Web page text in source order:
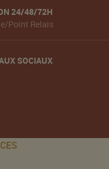
24/48/72H
Point Relais
SOCIAUX